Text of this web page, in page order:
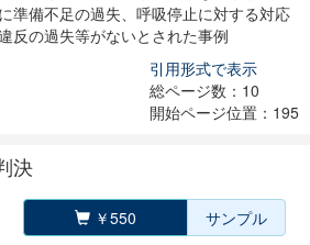
準備不足の過失、呼吸停止に対する対応
反の過失等がないとされた事例
引用形式で表示
総ページ数：10
開始ページ位置：195
決
￥550 サンプル